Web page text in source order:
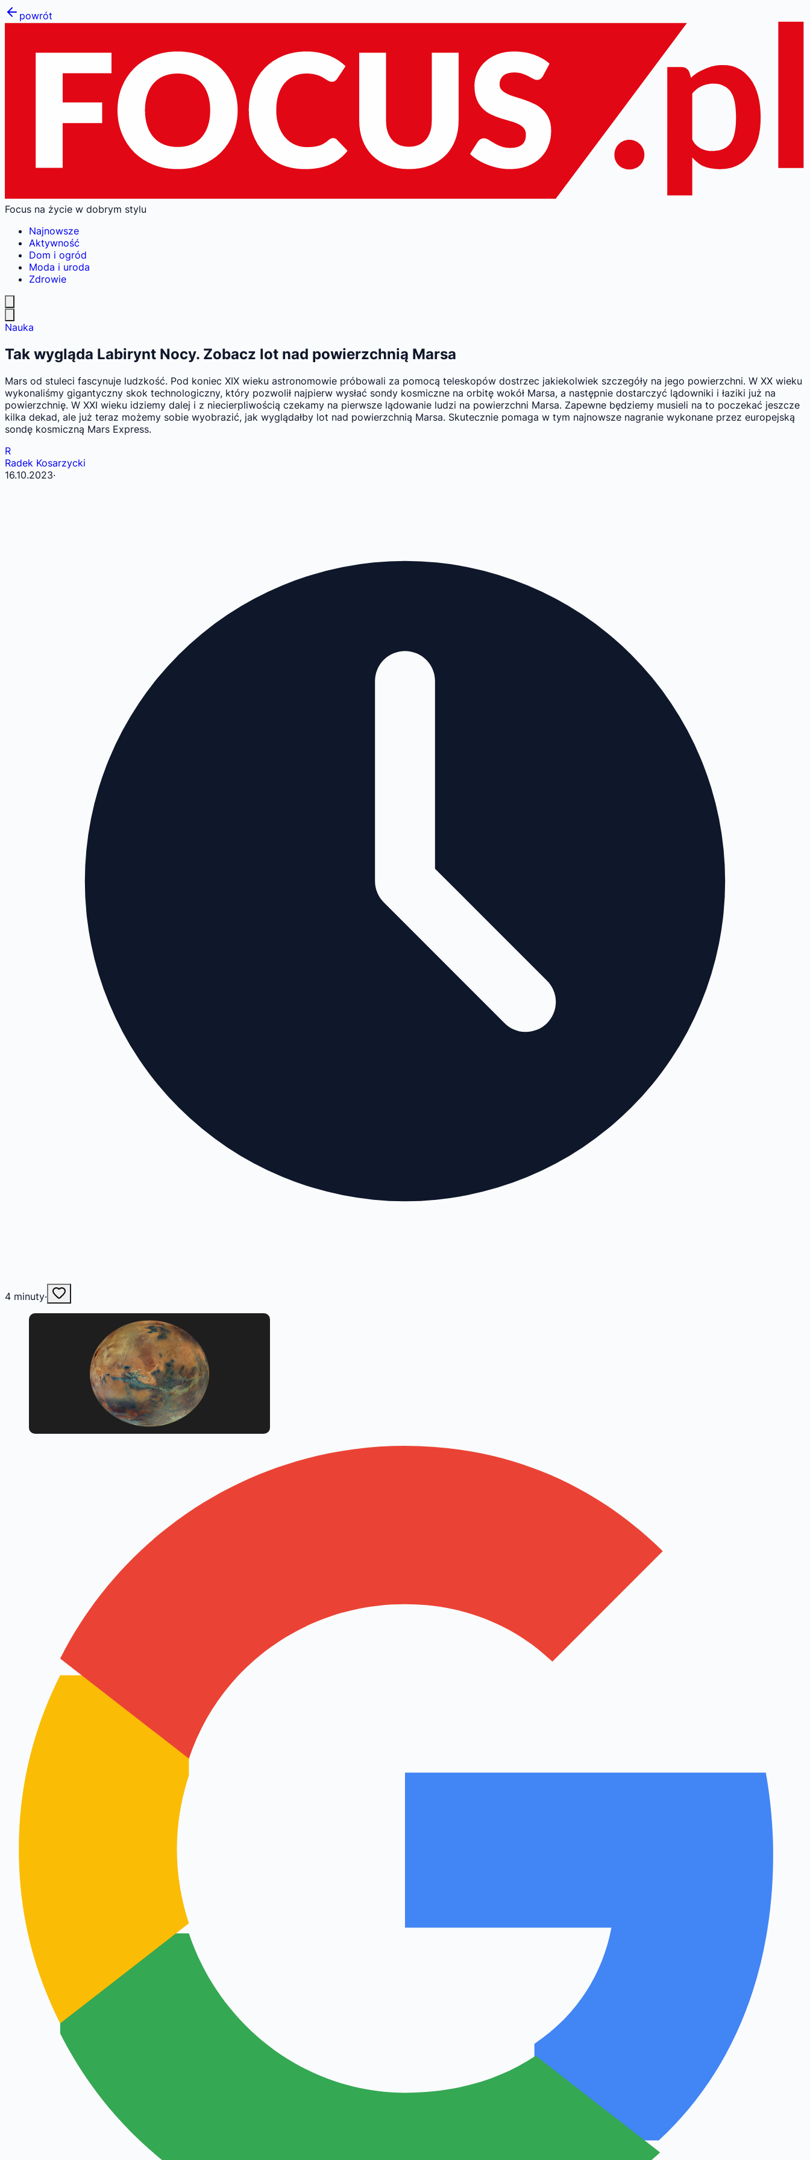
powrót
Focus na życie w dobrym stylu
Najnowsze
Aktywność
Dom i ogród
Moda i uroda
Zdrowie
Nauka
Tak wygląda Labirynt Nocy. Zobacz lot nad powierzchnią Marsa
Mars od stuleci fascynuje ludzkość. Pod koniec XIX wieku astronomowie próbowali za pomocą teleskopów dostrzec jakiekolwiek szczegóły na jego powierzchni. W XX wieku
wykonaliśmy gigantyczny skok technologiczny, który pozwolił najpierw wysłać sondy kosmiczne na orbitę wokół Marsa, a następnie dostarczyć lądowniki i łaziki już na
powierzchnię. W XXI wieku idziemy dalej i z niecierpliwością czekamy na pierwsze lądowanie ludzi na powierzchni Marsa. Zapewne będziemy musieli na to poczekać jeszcze
kilka dekad, ale już teraz możemy sobie wyobrazić, jak wyglądałby lot nad powierzchnią Marsa. Skutecznie pomaga w tym najnowsze nagranie wykonane przez europejską
sondę kosmiczną Mars Express.
R
Radek Kosarzycki
16.10.2023·
4 minuty·